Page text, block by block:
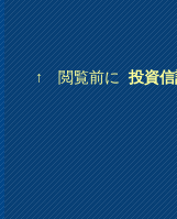
↑ 閲覧前に投資